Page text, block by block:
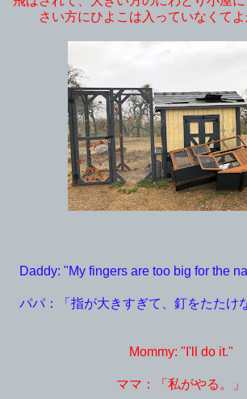
さい方にひよこは入っていなくてよ
Daddy: "My fingers are too big for the
パパ：「指が大きすぎて、釘をたたけ
Mommy: "I'll do it."
ママ：「私がやる。」